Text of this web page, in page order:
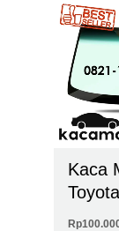
Kaca
Rp